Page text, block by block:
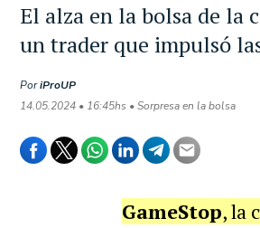
El alza en la bolsa de la
un trader que impulsó
PoriProUP
14.05.2024 • 16:45hs • Sorpresa en la bolsa
GameStop, la